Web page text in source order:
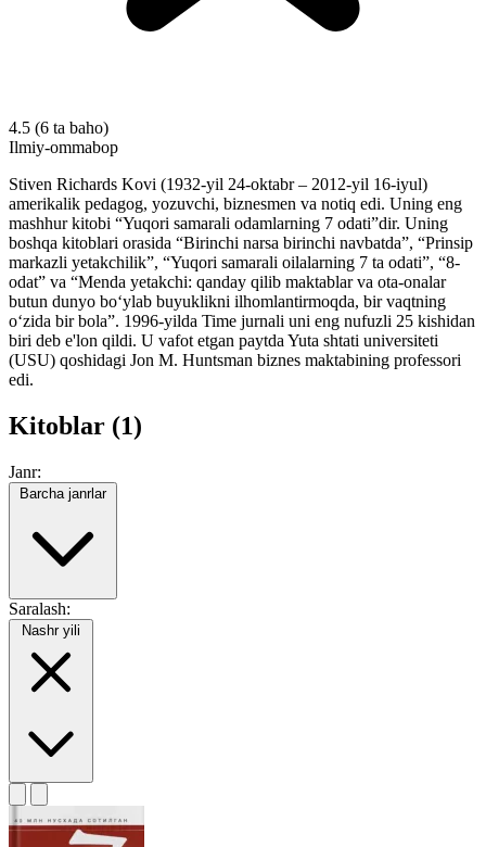
4.5 (6 ta baho)
Ilmiy-ommabop
Stiven Richards Kovi (1932-yil 24-oktabr – 2012-yil 16-iyul)
amerikalik pedagog, yozuvchi, biznesmen va notiq edi. Uning eng
mashhur kitobi “Yuqori samarali odamlarning 7 odati”dir. Uning
boshqa kitoblari orasida “Birinchi narsa birinchi navbatda”, “Prinsip
markazli yetakchilik”, “Yuqori samarali oilalarning 7 ta odati”, “8-
odat” va “Menda yetakchi: qanday qilib maktablar va ota-onalar
butun dunyo bo‘ylab buyuklikni ilhomlantirmoqda, bir vaqtning
o‘zida bir bola”. 1996-yilda Time jurnali uni eng nufuzli 25 kishidan
biri deb e'lon qildi. U vafot etgan paytda Yuta shtati universiteti
(USU) qoshidagi Jon M. Huntsman biznes maktabining professori
edi.
Kitoblar (1)
Janr:
Barcha janrlar
Saralash:
Nashr yili